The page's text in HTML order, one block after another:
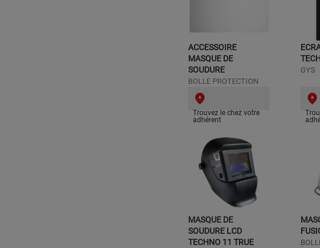
ACCESSOIRE
MASQUE DE
SOUDURE
BOLLE PROTECTION
Trouvez le chez votre
adhérent
GYS
MASQUE DE
SOUDURE LCD
TECHNO 11 TRUE